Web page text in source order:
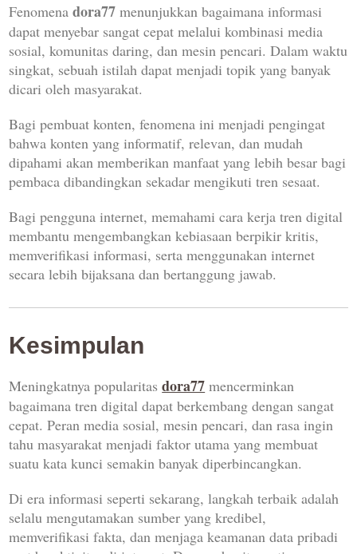
Fenomenadora77 menunjukkan bagaimana informasi
dapat menyebar sangat cepat melalui kombinasi media
sosial, komunitas daring, dan mesin pencari. Dalam waktu
singkat, sebuah istilah dapat menjadi topik yang banyak
dicari oleh masyarakat.
Bagi pembuat konten, fenomena ini menjadi pengingat
bahwa konten yang informatif, relevan, dan mudah
dipahami akan memberikan manfaat yang lebih besar bagi
pembaca dibandingkan sekadar mengikuti tren sesaat.
Bagi pengguna internet, memahami cara kerja tren digital
membantu mengembangkan kebiasaan berpikir kritis,
memverifikasi informasi, serta menggunakan internet
secara lebih bijaksana dan bertanggung jawab.
Kesimpulan
Meningkatnya popularitasdora77 mencerminkan
bagaimana tren digital dapat berkembang dengan sangat
cepat. Peran media sosial, mesin pencari, dan rasa ingin
tahu masyarakat menjadi faktor utama yang membuat
suatu kata kunci semakin banyak diperbincangkan.
Di era informasi seperti sekarang, langkah terbaik adalah
selalu mengutamakan sumber yang kredibel,
memverifikasi fakta, dan menjaga keamanan data pribadi